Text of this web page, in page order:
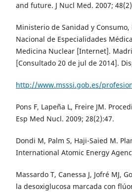
and future. J Nucl Med. 2007;
Ministerio de Sanidad y
Nacional de Especialidades
Medicina Nuclear [Internet].
[Consultado 20 de jul de 2014].
http://www.msssi.gob.es/
Pons F, Lapeña L, Freire JM.
Esp Med Nucl. 2009; 28(2):47.
Dondi M, Palm S, Haji-Saied M.
International Atomic Energy
Massardo T, Canessa J, Jofré MJ,
la desoxiglucosa marcada con